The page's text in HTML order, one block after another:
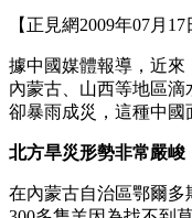
【正見網2009年07月17
據中國媒體報導，近來
內蒙古、山西等地區
卻暴雨成災，這種中國
北方旱災形勢非常嚴峻
在內蒙古自治區鄂爾多